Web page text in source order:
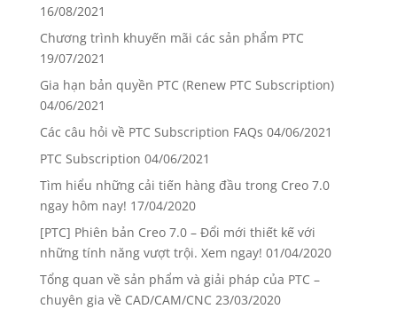
16/08/2021
Chương trình khuyến mãi các sản phẩm PTC
19/07/2021
Gia hạn bản quyền PTC (Renew PTC Subscription)
04/06/2021
Các câu hỏi về PTC Subscription FAQs 04/06/2021
PTC Subscription 04/06/2021
Tìm hiểu những cải tiến hàng đầu trong Creo 7.0
ngay hôm nay! 17/04/2020
[PTC] Phiên bản Creo 7.0 – Đổi mới thiết kế với
những tính năng vượt trội. Xem ngay! 01/04/2020
Tổng quan về sản phẩm và giải pháp của PTC –
chuyên gia về CAD/CAM/CNC 23/03/2020